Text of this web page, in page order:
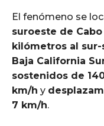
El fenómeno se
suroeste de
kilómetros al sur-
Baja California
sostenidos de
km/h y
7 km/h.